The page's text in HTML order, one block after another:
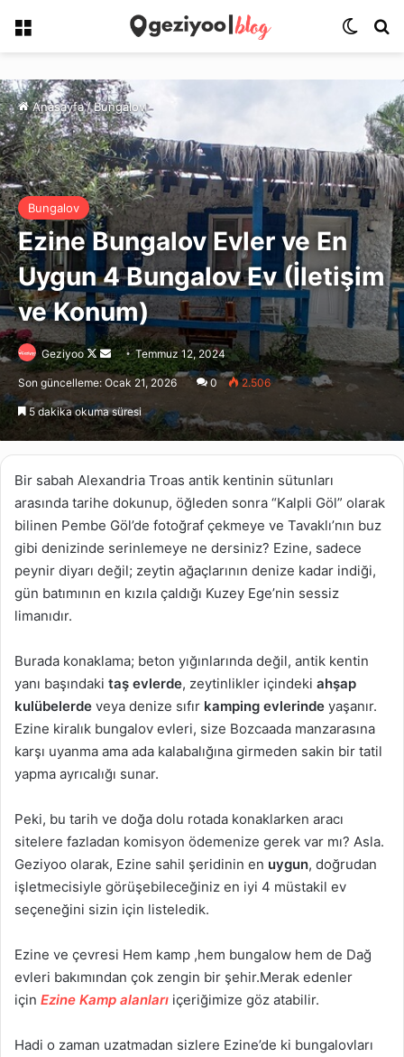
Menü Dış
Anasayfa/Bungalov
Bungalov
Ezine Bungalov Evler ve En
Uygun 4 Bungalov Ev (İletişim
ve Konum)
Geziyoo
Follow
on
Bir
e-
posta
göndermek
Temmuz 12, 2024
Son güncelleme: Ocak 21, 2026 0 2.506
5 dakika okuma süresi
Bir sabah Alexandria Troas antik kentinin sütunları
arasında tarihe dokunup, öğleden sonra “Kalpli Göl” olarak
bilinen Pembe Göl’de fotoğraf çekmeye ve Tavaklı’nın buz
gibi denizinde serinlemeye ne dersiniz? Ezine, sadece
peynir diyarı değil; zeytin ağaçlarının denize kadar indiği,
gün batımının en kızıla çaldığı Kuzey Ege’nin sessiz
limanıdır.
Burada konaklama; beton yığınlarında değil, antik kentin
yanı başındaki taş evlerde, zeytinlikler içindeki ahşap
kulübelerde veya denize sıfır kamping evlerinde yaşanır.
Ezine kiralık bungalov evleri, size Bozcaada manzarasına
karşı uyanma ama ada kalabalığına girmeden sakin bir tatil
yapma ayrıcalığı sunar.
Peki, bu tarih ve doğa dolu rotada konaklarken aracı
sitelere fazladan komisyon ödemenize gerek var mı? Asla.
Geziyoo olarak, Ezine sahil şeridinin en uygun, doğrudan
işletmecisiyle görüşebileceğiniz en iyi 4 müstakil ev
seçeneğini sizin için listeledik.
Ezine ve çevresi Hem kamp ,hem bungalow hem de Dağ
evleri bakımından çok zengin bir şehir.Merak edenler
için Ezine Kamp alanları içeriğimize göz atabilir.
Hadi o zaman uzatmadan sizlere Ezine’de ki bungalovları